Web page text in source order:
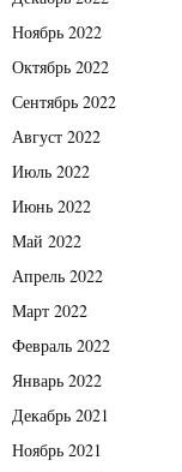
Ноябрь 2022
Октябрь 2022
Сентябрь 2022
Август 2022
Июль 2022
Июнь 2022
Май 2022
Апрель 2022
Март 2022
Февраль 2022
Январь 2022
Декабрь 2021
Ноябрь 2021